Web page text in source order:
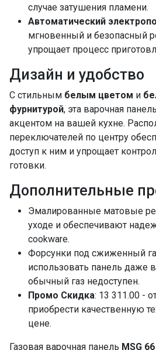
случае затушения пламени.
Автоматический
мгновенный и безопасный
упрощает процесс
Дизайн и удобство
С стильным белым цветом и
фурнитурой, эта варочная
акцентом на вашей кухне.
переключателей по центру
доступ к ним и упрощает
готовки.
Дополнительные
Эмалированные матовые
уходе и обеспечивают
cookware.
Форсунки под сжиженный
использовать панель даже
обычный газ недоступен.
Промо Скидка: 13 311.00 -
приобрести качественную
цене.
Газовая варочная панель MSG